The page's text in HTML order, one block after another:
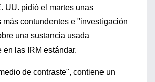
UU. pidió el martes unas
más contundentes e "investigación
una sustancia usada
en las IRM estándar.
de contraste", contiene un